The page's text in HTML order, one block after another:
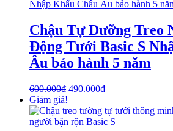
Chậu Tự Dưỡng Treo
Động Tưới Basic S
Âu bảo hành 5 năm
600.000₫ 490.000₫
Giảm giá!